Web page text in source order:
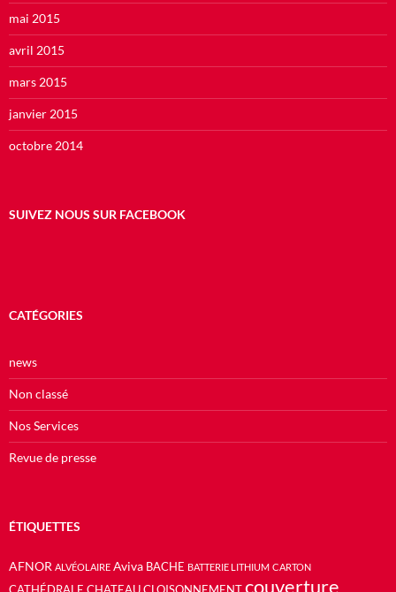
mai 2015
avril 2015
mars 2015
janvier 2015
octobre 2014
SUIVEZ NOUS SUR FACEBOOK
CATÉGORIES
news
Non classé
Nos Services
Revue de presse
ÉTIQUETTES
AFNOR ALVÉOLAIRE Aviva BACHE BATTERIE LITHIUM CARTON
couverture